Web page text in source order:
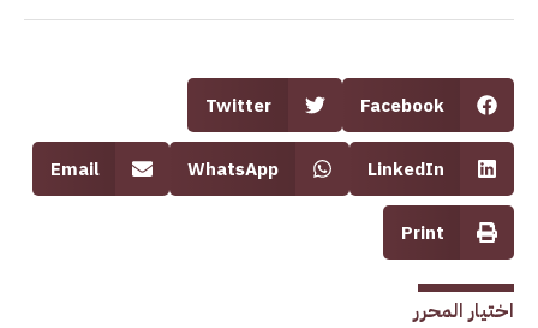
Facebook
Twitter
LinkedIn
WhatsApp
Email
Print
اختيار المحرر